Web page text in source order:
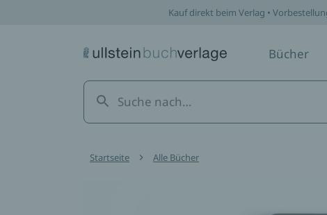
Kauf direkt beim Verlag •
Bücher
Startseite Alle Bücher